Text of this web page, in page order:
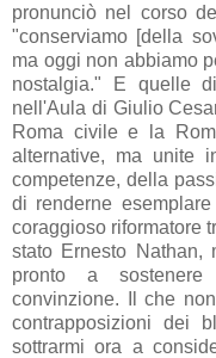
pronunciò nel corso
"conserviamo [della
ma oggi non abbiamo
nostalgia." E quelle
nell'Aula di Giulio
Roma civile e la
alternative, ma unite
competenze, della
di renderne
coraggioso riformatore
stato Ernesto Nathan,
pronto a sostenere
convinzione. Il che
contrapposizioni dei
sottrarmi ora a